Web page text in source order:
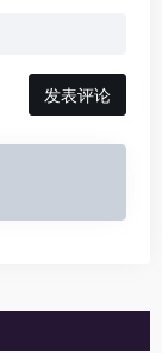
发表评论